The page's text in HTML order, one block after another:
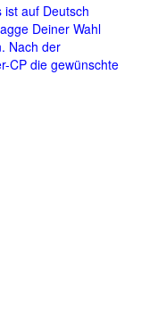
auf Deutsch
Deiner Wahl
Nach der
CP die gewünschte